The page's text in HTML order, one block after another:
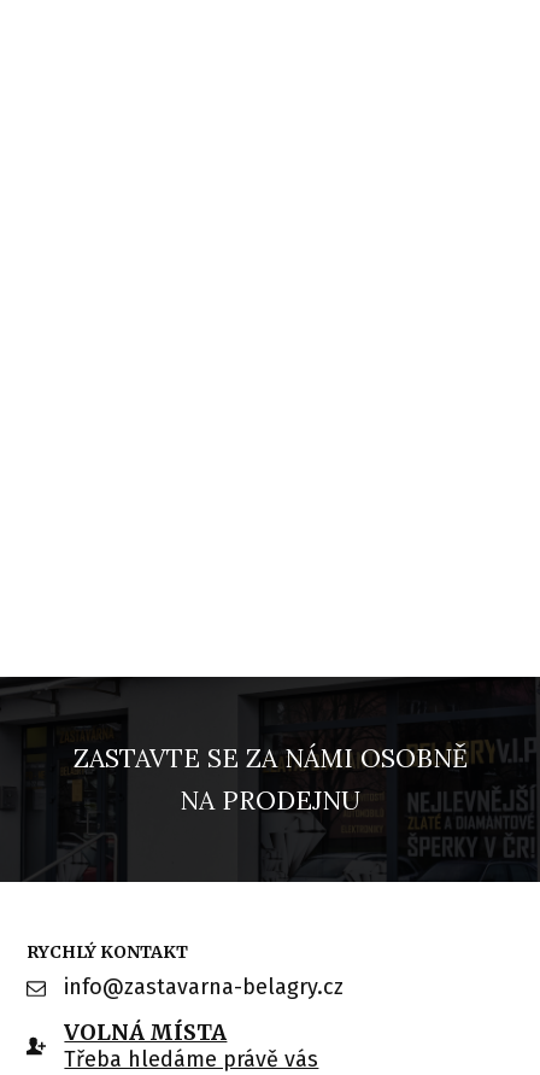
ZASTAVTE SE ZA NÁMI OSOBNĚ
NA PRODEJNU
RYCHLÝ KONTAKT
info@zastavarna-belagry.cz
VOLNÁ MÍSTA
Třeba hledáme právě vás